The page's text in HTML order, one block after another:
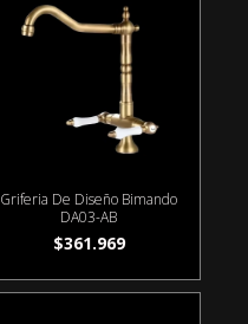
Griferia De Diseño Bimando
DA03-AB
$361.969